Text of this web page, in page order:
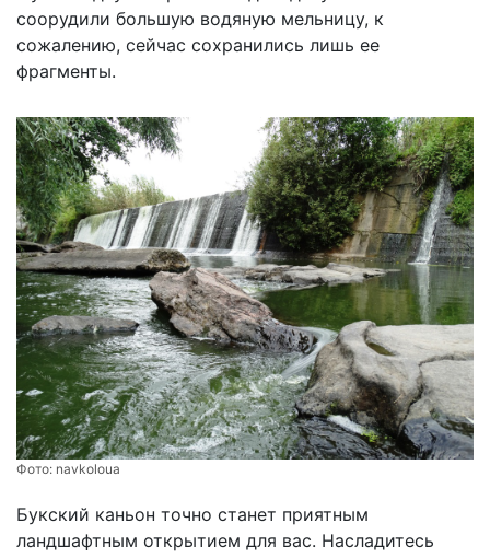
соорудили большую водяную мельницу, к
сожалению, сейчас сохранились лишь ее
фрагменты.
Фото: navkoloua
Букский каньон точно станет приятным
ландшафтным открытием для вас. Насладитесь